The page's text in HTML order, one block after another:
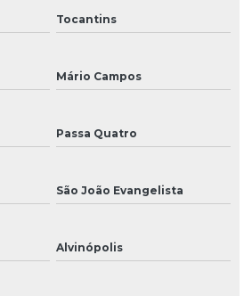
Tocantins
Mário Campos
Passa Quatro
São João Evangelista
Alvinópolis